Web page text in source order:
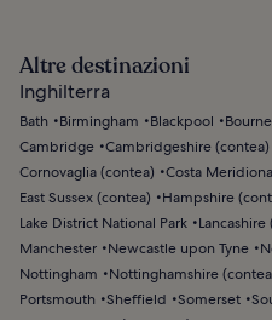
Altre destinazioni
Inghilterra
Bath Birmingham Blackpool
Cambridge Cambridgeshire (contea)
Cornovaglia (contea)
Costa
East Sussex (contea)
Hampshire
Lake District National Park
Lancashire
Manchester
Newcastle upon Tyne
Nottingham
Nottinghamshire
Portsmouth
Sheffield Somerset